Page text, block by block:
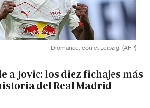
Diomande, con el Leipzig. (AFP)
a Jovic: los diez fichajes más
del Real Madrid